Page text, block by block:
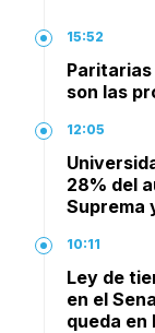
15:52
Paritarias
son las
12:05
28% del
Suprema
10:11
Ley de
en el
queda en